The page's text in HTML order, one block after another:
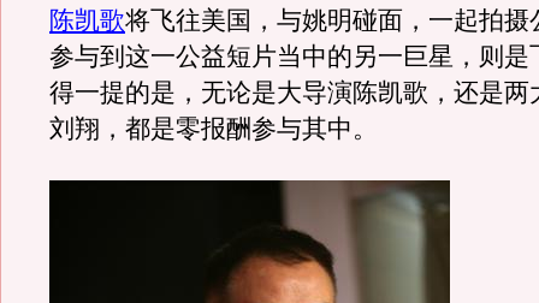
陈凯歌将飞往美国，与姚明碰面，一起拍摄
参与到这一公益短片当中的另一巨星，则是
得一提的是，无论是大导演陈凯歌，还是两
刘翔，都是零报酬参与其中。